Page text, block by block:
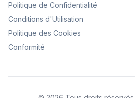
Politique de Confidentialité
Conditions d'Utilisation
Politique des Cookies
Conformité